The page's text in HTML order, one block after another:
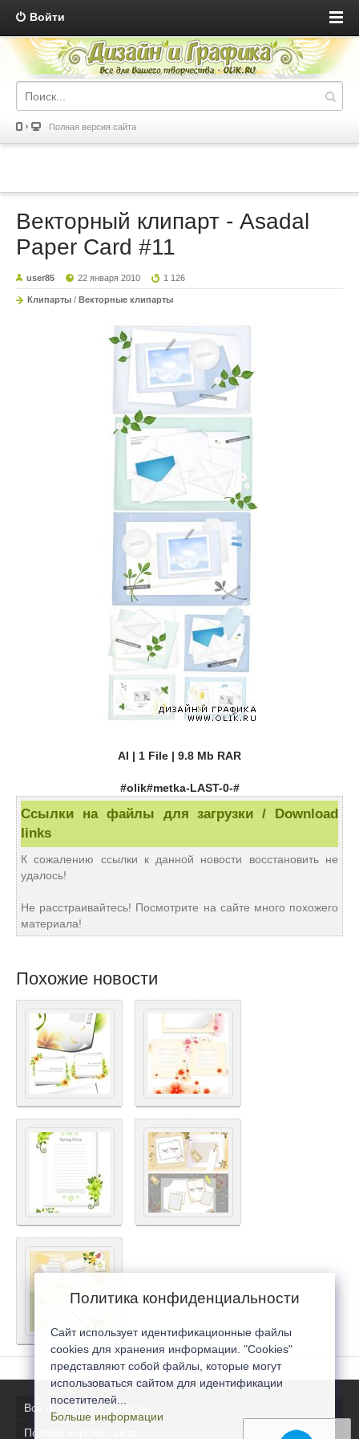
Войти
Полная версия сайта
Векторный клипарт - Asadal
Paper Card #11
user85 22 января 2010 1 126
Клипарты / Векторные клипарты
AI | 1 File | 9.8 Mb RAR
#olik#metka-LAST-0-#
Ссылки на файлы для загрузки / Download
links
К сожалению ссылки к данной новости восстановить не
удалось!
Не расстраивайтесь! Посмотрите на сайте много похожего
материала!
Похожие новости
Все последние новости
Полная версия сайта
Политика конфиденциальности
Сайт использует идентификационные файлы
cookies для хранения информации. "Cookies"
представляют собой файлы, которые могут
использоваться сайтом для идентификации
посетителей...
Больше информации